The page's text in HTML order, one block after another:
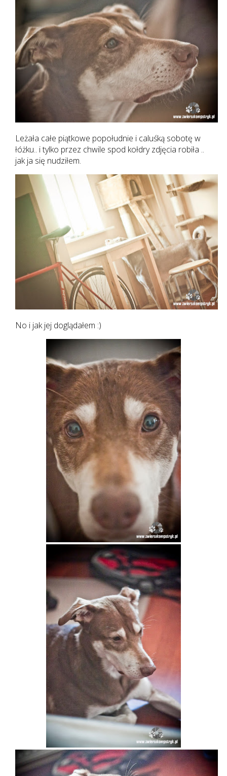
Leżała całe piątkowe popołudnie i caluśką sobotę w
łóżku.. i tylko przez chwile spod kołdry zdjęcia robiła ..
jak ja się nudziłem.
No i jak jej doglądałem :)